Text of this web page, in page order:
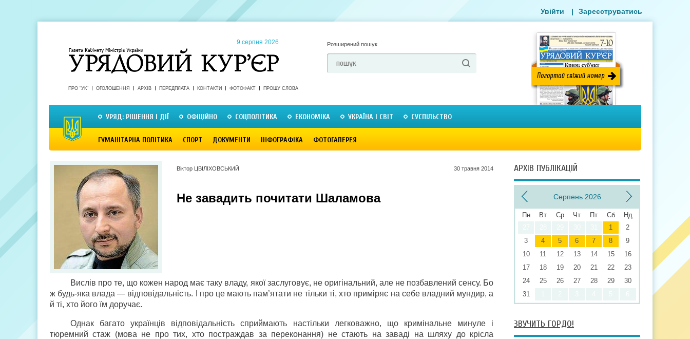
9 серпня 2026 Розширений пошук
ПРО "УК" ОГОЛОШЕННЯ АРХІВ ПЕРЕДПЛАТА КОНТАКТИ ФОТОФАКТ ПРОШУ СЛОВА
УРЯД: РІШЕННЯ І ДІЇ ОФІЦІЙНО СОЦПОЛІТИКА ЕКОНОМІКА УКРАЇНА І СВІТ СУСПІЛЬСТВО
ГУМАНІТАРНА ПОЛІТИКА СПОРТ ДОКУМЕНТИ ІНФОГРАФІКА ФОТОГАЛЕРЕЯ
Увійти | Зареєструватись
Віктор ЦВІЛІХОВСЬКИЙ 30 травня 2014
Не завадить почитати Шаламова
Вислів про те, що кожен народ має таку владу, якої заслуговує, не оригінальний, але не позбавлений сенсу. Бо
ж будь-яка влада — відповідальність. І про це мають пам’ятати не тільки ті, хто приміряє на себе владний мундир, а
й ті, хто його їм доручає.
Однак багато українців відповідальність сприймають настільки легковажно, що кримінальне минуле і
тюремний стаж (мова не про тих, хто постраждав за переконання) не стають на заваді на шляху до крісла
АРХІВ ПУБЛІКАЦІЙ
Серпень 2026
Пн Вт Ср Чт Пт Сб
Нд
1
2
3
4 5 6 7 8
9
10
11 12 13 14 15
16
17
18 19 20 21 22
23
24
25 26 27 28 29
30
31
ЗВУЧИТЬ ГОРДО!